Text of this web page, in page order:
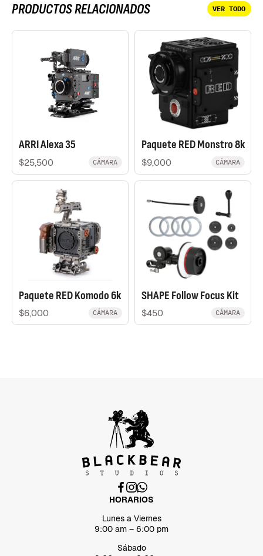
PRODUCTOS RELACIONADOS VER TODO
ARRI Alexa 35
$25,500 CÁMARA
Paquete RED Monstro 8k
$9,000 CÁMARA
Paquete RED Komodo 6k
$6,000 CÁMARA
SHAPE Follow Focus Kit
$450 CÁMARA
HORARIOS
Lunes a Viernes
9:00 am – 6:00 pm
Sábado